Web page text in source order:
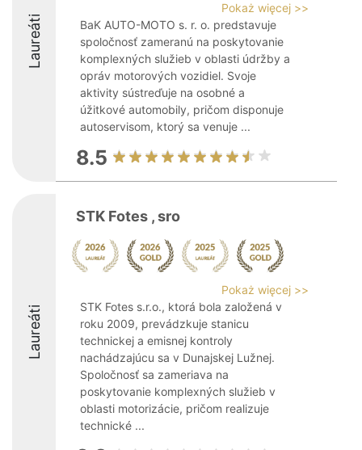
Laureáti
Pokaż więcej >>
BaK AUTO-MOTO s. r. o. predstavuje
spoločnosť zameranú na poskytovanie
komplexných služieb v oblasti údržby a
opráv motorových vozidiel. Svoje
aktivity sústreďuje na osobné a
úžitkové automobily, pričom disponuje
autoservisom, ktorý sa venuje ...
8.5
Laureáti
STK Fotes , sro
Pokaż więcej >>
STK Fotes s.r.o., ktorá bola založená v
roku 2009, prevádzkuje stanicu
technickej a emisnej kontroly
nachádzajúcu sa v Dunajskej Lužnej.
Spoločnosť sa zameriava na
poskytovanie komplexných služieb v
oblasti motorizácie, pričom realizuje
technické ...